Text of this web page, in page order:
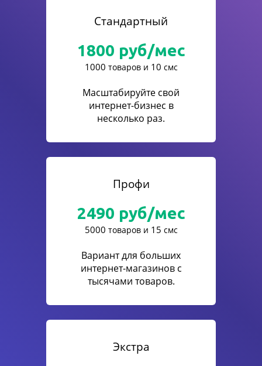
Стандартный
1800 руб/мес
1000 товаров и 10 смс
Масштабируйте свой
интернет-бизнес в
несколько раз.
Профи
2490 руб/мес
5000 товаров и 15 смс
Вариант для больших
интернет-магазинов с
тысячами товаров.
Экстра